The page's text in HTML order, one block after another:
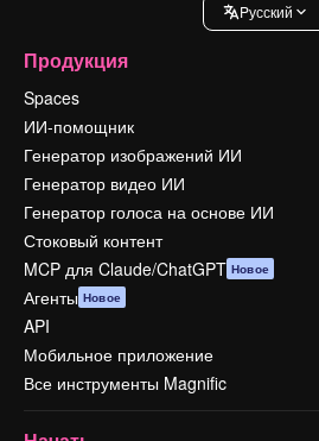
Pусский
Продукция
Spaces
ИИ-помощник
Генератор изображений ИИ
Генератор видео ИИ
Генератор голоса на основе ИИ
Стоковый контент
MCP для Claude/ChatGPT Новое
Агенты Новое
API
Мобильное приложение
Все инструменты Magnific